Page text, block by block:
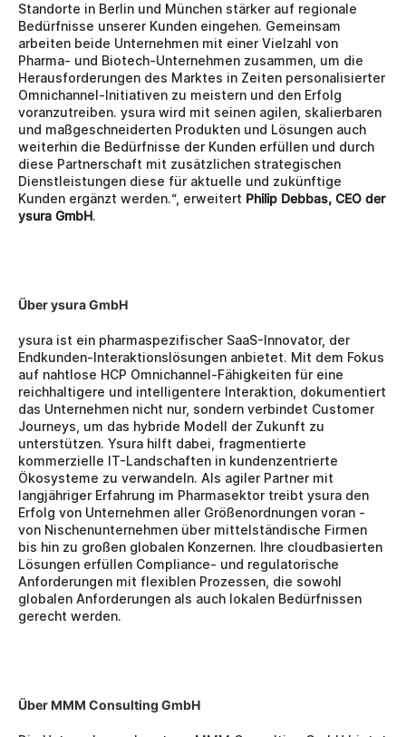
Standorte in Berlin und München stärker auf regionale
Bedürfnisse unserer Kunden eingehen. Gemeinsam
arbeiten beide Unternehmen mit einer Vielzahl von
Pharma- und Biotech-Unternehmen zusammen, um die
Herausforderungen des Marktes in Zeiten personalisierter
Omnichannel-Initiativen zu meistern und den Erfolg
voranzutreiben. ysura wird mit seinen agilen, skalierbaren
und maßgeschneiderten Produkten und Lösungen auch
weiterhin die Bedürfnisse der Kunden erfüllen und durch
diese Partnerschaft mit zusätzlichen strategischen
Dienstleistungen diese für aktuelle und zukünftige
Kunden ergänzt werden.“, erweitert Philip Debbas, CEO der
ysura GmbH.
Über ysura GmbH
ysura ist ein pharmaspezifischer SaaS-Innovator, der
Endkunden-Interaktionslösungen anbietet. Mit dem Fokus
auf nahtlose HCP Omnichannel-Fähigkeiten für eine
reichhaltigere und intelligentere Interaktion, dokumentiert
das Unternehmen nicht nur, sondern verbindet Customer
Journeys, um das hybride Modell der Zukunft zu
unterstützen. Ysura hilft dabei, fragmentierte
kommerzielle IT-Landschaften in kundenzentrierte
Ökosysteme zu verwandeln. Als agiler Partner mit
langjähriger Erfahrung im Pharmasektor treibt ysura den
Erfolg von Unternehmen aller Größenordnungen voran -
von Nischenunternehmen über mittelständische Firmen
bis hin zu großen globalen Konzernen. Ihre cloudbasierten
Lösungen erfüllen Compliance- und regulatorische
Anforderungen mit flexiblen Prozessen, die sowohl
globalen Anforderungen als auch lokalen Bedürfnissen
gerecht werden.
Über MMM Consulting GmbH